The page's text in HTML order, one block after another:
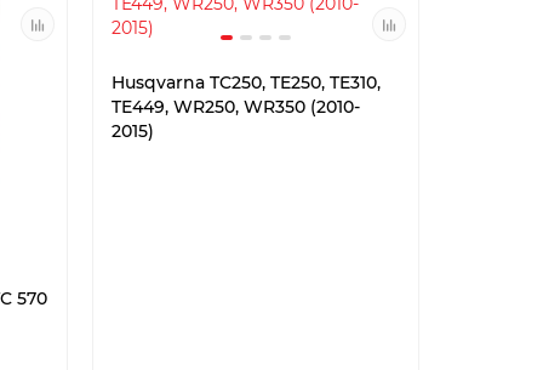
570
Husqvarna TC250, TE250, TE310,
TE449, WR250, WR350 (2010-
2015)